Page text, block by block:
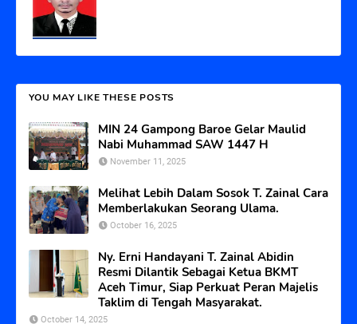
YOU MAY LIKE THESE POSTS
MIN 24 Gampong Baroe Gelar Maulid
Nabi Muhammad SAW 1447 H
November 11, 2025
Melihat Lebih Dalam Sosok T. Zainal Cara
Memberlakukan Seorang Ulama.
October 16, 2025
Ny. Erni Handayani T. Zainal Abidin
Resmi Dilantik Sebagai Ketua BKMT
Aceh Timur, Siap Perkuat Peran Majelis
Taklim di Tengah Masyarakat.
October 14, 2025